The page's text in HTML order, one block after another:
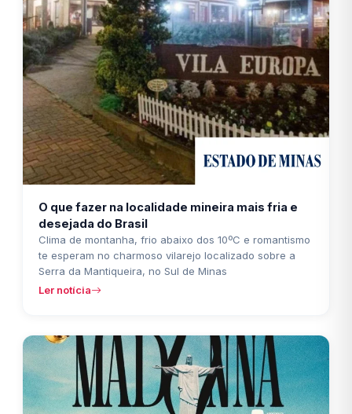
O que fazer na localidade mineira mais fria e
desejada do Brasil
Clima de montanha, frio abaixo dos 10ºC e romantismo
te esperam no charmoso vilarejo localizado sobre a
Serra da Mantiqueira, no Sul de Minas
Ler notícia